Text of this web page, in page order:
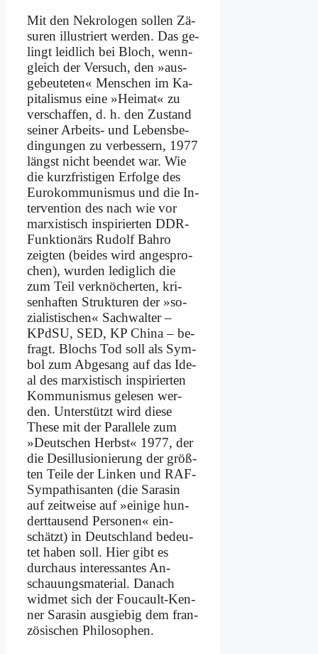
Mit den Ne­kro­lo­gen sol­len Zä­
su­ren il­lu­striert wer­den. Das ge­
lingt leid­lich bei Bloch, wenn­
gleich der Ver­such, den »aus­
ge­beu­te­ten« Men­schen im Ka­
pi­ta­lis­mus ei­ne »Hei­mat« zu
ver­schaf­fen, d. h. den Zu­stand
sei­ner Ar­beits- und Le­bens­be­
din­gun­gen zu ver­bes­sern, 1977
längst nicht be­en­det war. Wie
die kurz­fri­sti­gen Er­fol­ge des
Eu­ro­kom­mu­nis­mus und die In­
ter­ven­ti­on des nach wie vor
mar­xi­stisch in­spi­rier­ten DDR-
Funk­tio­närs Ru­dolf Bah­ro
zeig­ten (bei­des wird an­ge­spro­
chen), wur­den le­dig­lich die
zum Teil ver­knö­cher­ten, kri­
sen­haf­ten Struk­tu­ren der »so­
zia­li­sti­schen« Sach­wal­ter –
KPdSU, SED, KP Chi­na – be­
fragt. Blochs Tod soll als Sym­
bol zum Ab­ge­sang auf das Ide­
al des mar­xi­stisch in­spi­rier­ten
Kom­mu­nis­mus ge­le­sen wer­
den. Un­ter­stützt wird die­se
The­se mit der Par­al­le­le zum
»Deut­schen Herbst« 1977, der
die Des­il­lu­sio­nie­rung der größ­
ten Tei­le der Lin­ken und RAF-
Sym­pa­thi­san­ten (die Sa­ra­sin
auf zeit­wei­se auf »ei­ni­ge hun­
dert­tau­send Per­so­nen« ein­
schätzt) in Deutsch­land be­deu­
tet ha­ben soll. Hier gibt es
durch­aus in­ter­es­san­tes An­
schau­ungs­ma­te­ri­al. Da­nach
wid­met sich der Fou­cault-Ken­
ner Sa­ra­sin aus­gie­big dem fran­
zö­si­schen Phi­lo­so­phen.